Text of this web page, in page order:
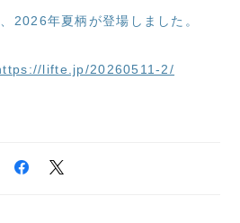
2026年夏柄が登場しました。
lifte.jp/20260511-2/